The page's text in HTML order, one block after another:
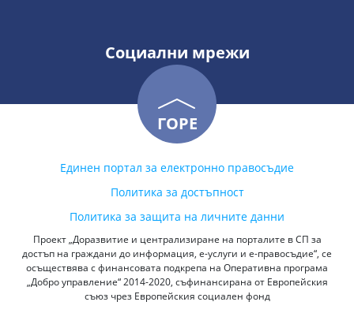
Социални мрежи
ГОРЕ
Единен портал за електронно правосъдие
Политика за достъпност
Политика за защита на личните данни
Проект „Доразвитие и централизиране на порталите в СП за
достъп на граждани до информация, е-услуги и е-правосъдие“, се
осъществява с финансовата подкрепа на Оперативна програма
„Добро управление“ 2014-2020, съфинансирана от Европейския
съюз чрез Европейския социален фонд